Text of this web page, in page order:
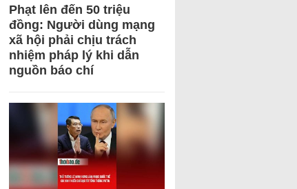
Phạt lên đến 50 triệu
đồng: Người dùng mạng
xã hội phải chịu trách
nhiệm pháp lý khi dẫn
nguồn báo chí